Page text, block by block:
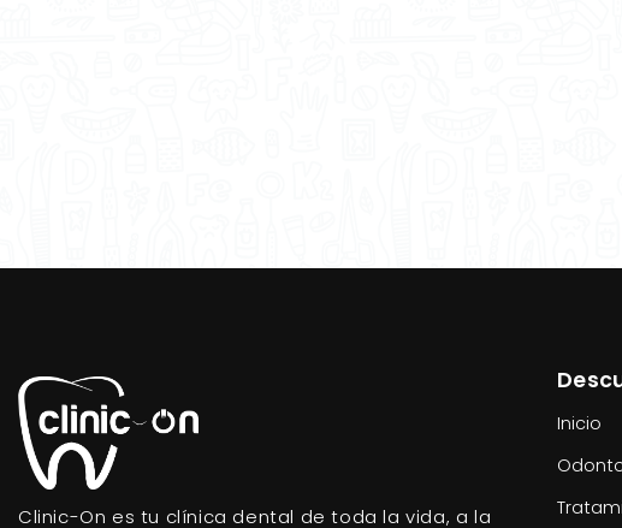
Clinic-On es tu clínica dental de toda la vida, a la
Inicio